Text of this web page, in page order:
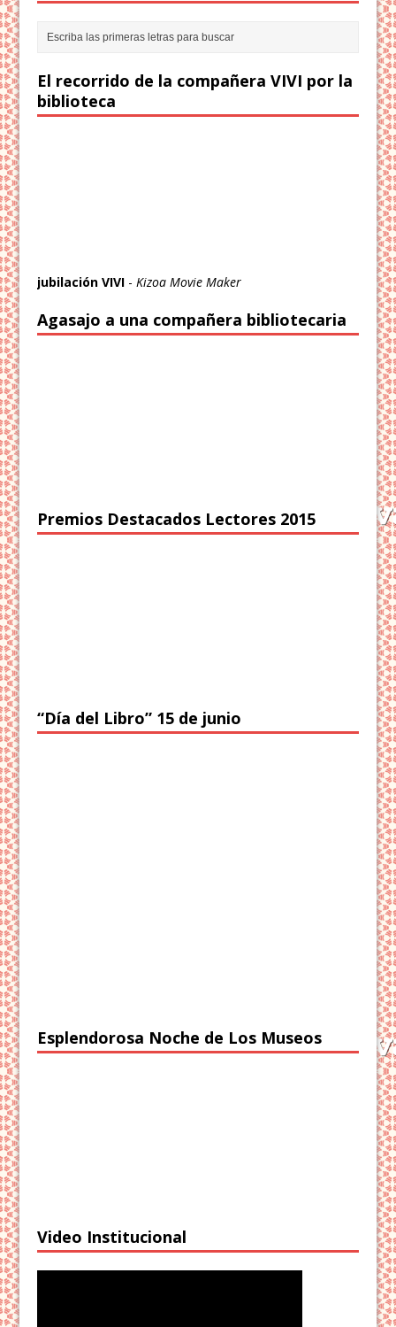
El recorrido de la compañera VIVI por la
biblioteca
jubilación VIVI -Kizoa Movie Maker
Agasajo a una compañera bibliotecaria
Premios Destacados Lectores 2015
“Día del Libro” 15 de junio
Esplendorosa Noche de Los Museos
Video Institucional